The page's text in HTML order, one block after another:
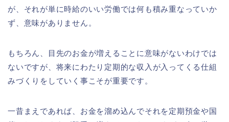
が、それが単に時給のいい労働では何も積み重なっていか
ず、意味がありません。
もちろん、目先のお金が増えることに意味がないわけでは
ないですが、将来にわたり定期的な収入が入ってくる仕組
みづくりをしていく事こそが重要です。
一昔まえであれば、お金を溜め込んでそれを定期預金や国